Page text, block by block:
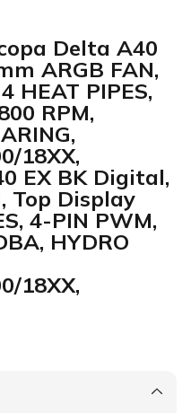
для компьютеров
Delta A40
ARGB FAN,
HEAT PIPES,
RPM,
18XX,
EX BK Digital,
Top Display
4-PIN PWM,
HYDRO
18XX,